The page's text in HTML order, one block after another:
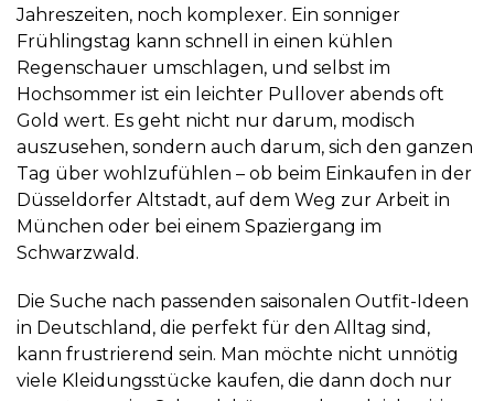
Jahreszeiten, noch komplexer. Ein sonniger
Frühlingstag kann schnell in einen kühlen
Regenschauer umschlagen, und selbst im
Hochsommer ist ein leichter Pullover abends oft
Gold wert. Es geht nicht nur darum, modisch
auszusehen, sondern auch darum, sich den ganzen
Tag über wohlzufühlen – ob beim Einkaufen in der
Düsseldorfer Altstadt, auf dem Weg zur Arbeit in
München oder bei einem Spaziergang im
Schwarzwald.
Die Suche nach passenden saisonalen Outfit-Ideen
in Deutschland, die perfekt für den Alltag sind,
kann frustrierend sein. Man möchte nicht unnötig
viele Kleidungsstücke kaufen, die dann doch nur